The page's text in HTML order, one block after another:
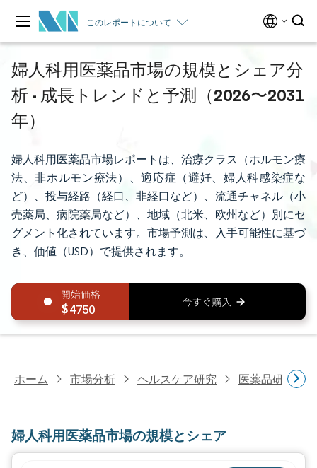
このレポートについて
婦人科用医薬品市場の規模とシェア分
析 - 成長トレンドと予測（2026〜2031
年）
婦人科用医薬品市場レポートは、治療クラス（ホルモン療
法、非ホルモン療法）、適応症（避妊、婦人科感染症な
ど）、投与経路（経口、非経口など）、流通チャネル（小
売薬局、病院薬局など）、地域（北米、欧州など）別にセ
グメント化されています。市場予測は、入手可能性に基づ
き、価値（USD）で提供されます。
4750
ホーム 市場分析 ヘルスケア研究 医薬品研究
婦人科用医薬品市場の規模とシェア